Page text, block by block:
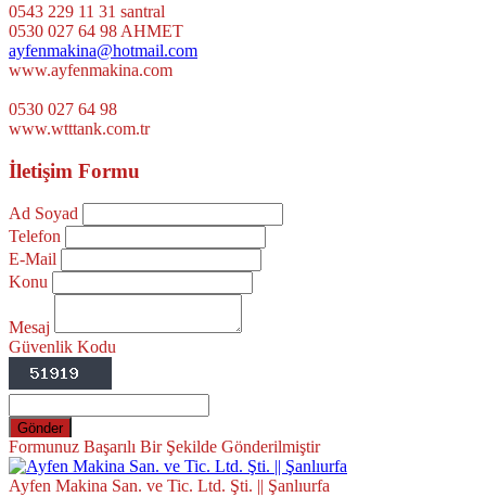
0543 229 11 31 santral
0530 027 64 98 AHMET
ayfenmakina@hotmail.com
www.ayfenmakina.com
0530 027 64 98
www.wtttank.com.tr
İletişim Formu
Ad Soyad
Telefon
E-Mail
Konu
Mesaj
Güvenlik Kodu
Gönder
Formunuz Başarılı Bir Şekilde Gönderilmiştir
Ayfen Makina San. ve Tic. Ltd. Şti. || Şanlıurfa